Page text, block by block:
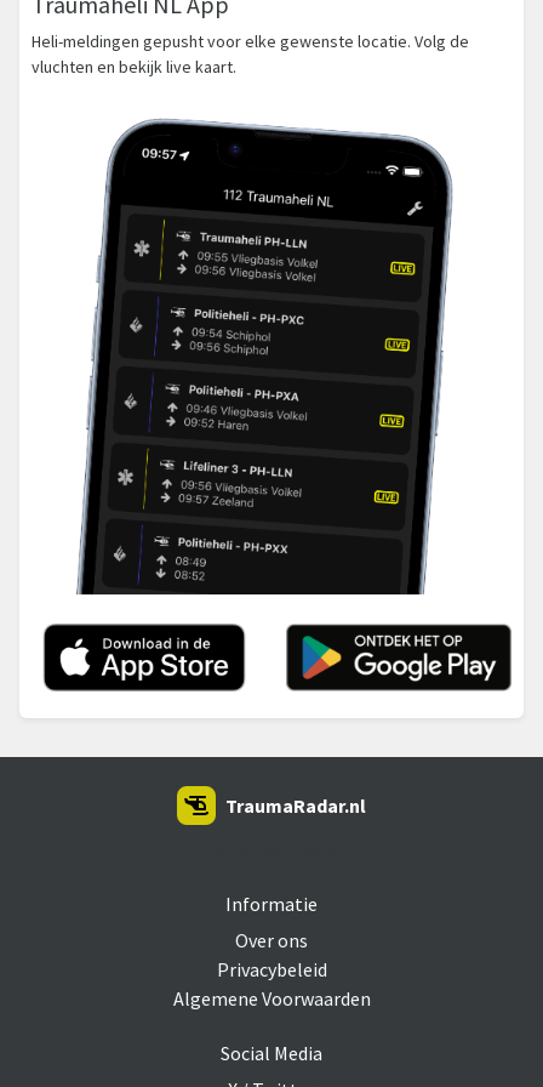
Heli-meldingen gepusht voor elke gewenste locatie. Volg de
vluchten en bekijk live kaart.
Informatie
Over ons
Privacybeleid
Algemene Voorwaarden
Social Media
TraumaRadar.nl